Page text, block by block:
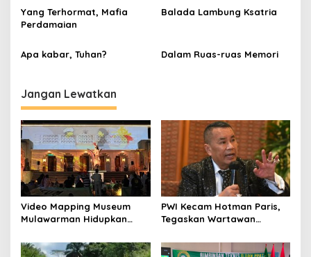
Pejuangan
Yang Terhormat, Mafia
Perdamaian
Balada Lambung Ksatria
Apa kabar, Tuhan? Dalam Ruas-ruas Memori
Jangan Lewatkan
Video Mapping Museum
Mulawarman Hidupkan
Melenu
PWI Kecam Hotman Paris,
Tegaskan Wartawan